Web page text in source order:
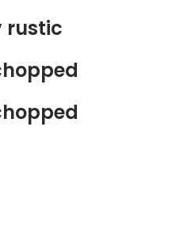
rustic